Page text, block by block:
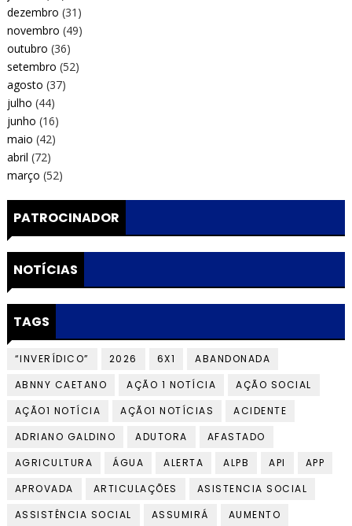
dezembro (31)
novembro (49)
outubro (36)
setembro (52)
agosto (37)
julho (44)
junho (16)
maio (42)
abril (72)
março (52)
PATROCINADOR
NOTÍCIAS
TAGS
“INVERÍDICO” 2026 6X1
ABANDONADA
ABNNY CAETANO
AÇÃO 1 NOTÍCIA
AÇÃO SOCIAL
AÇÃO1 NOTÍCIA
AÇÃO1 NOTÍCIAS
ACIDENTE
ADRIANO GALDINO
ADUTORA
AFASTADO
AGRICULTURA
ÁGUA ALERTA ALPB API
APP
APROVADA
ARTICULAÇÕES
ASISTENCIA SOCIAL
ASSISTÊNCIA SOCIAL
ASSUMIRÁ
AUMENTO